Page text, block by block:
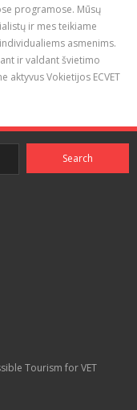
programose. Mūsų
ir mes teikiame
asmenims.
ir valdant švietimo
Vokietijos ECVET
Tourism for VET